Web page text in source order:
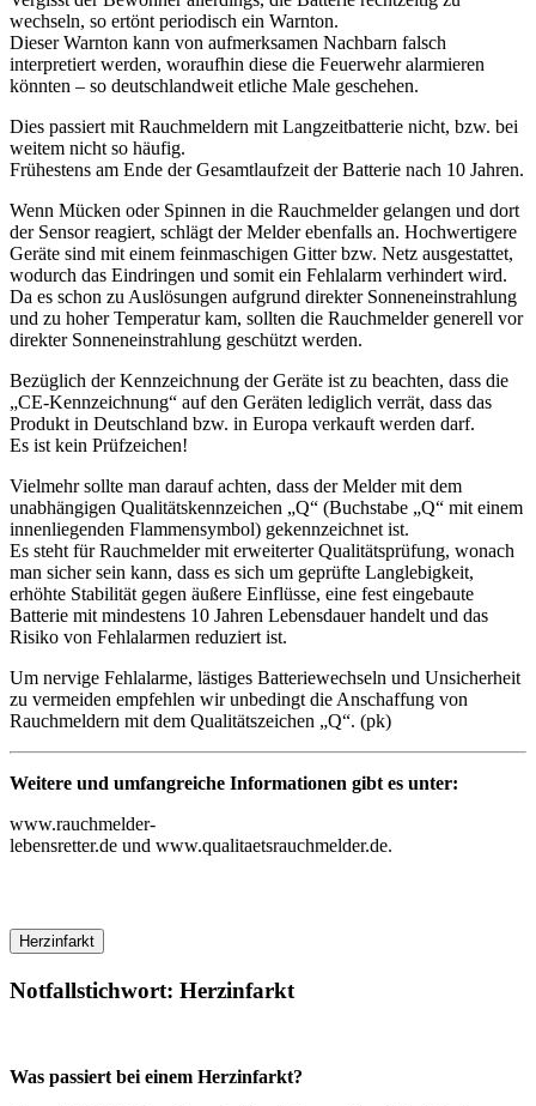
wechseln, so ertönt periodisch ein Warnton.
Dieser Warnton kann von aufmerksamen Nachbarn falsch
interpretiert werden, woraufhin diese die Feuerwehr alarmieren
könnten – so deutschlandweit etliche Male geschehen.
Dies passiert mit Rauchmeldern mit Langzeitbatterie nicht, bzw. bei
weitem nicht so häufig.
Frühestens am Ende der Gesamtlaufzeit der Batterie nach 10 Jahren.
Wenn Mücken oder Spinnen in die Rauchmelder gelangen und dort
der Sensor reagiert, schlägt der Melder ebenfalls an. Hochwertigere
Geräte sind mit einem feinmaschigen Gitter bzw. Netz ausgestattet,
wodurch das Eindringen und somit ein Fehlalarm verhindert wird.
Da es schon zu Auslösungen aufgrund direkter Sonneneinstrahlung
und zu hoher Temperatur kam, sollten die Rauchmelder generell vor
direkter Sonneneinstrahlung geschützt werden.
Bezüglich der Kennzeichnung der Geräte ist zu beachten, dass die
„CE-Kennzeichnung“ auf den Geräten lediglich verrät, dass das
Produkt in Deutschland bzw. in Europa verkauft werden darf.
Es ist kein Prüfzeichen!
Vielmehr sollte man darauf achten, dass der Melder mit dem
unabhängigen Qualitätskennzeichen „Q“ (Buchstabe „Q“ mit einem
innenliegenden Flammensymbol) gekennzeichnet ist.
Es steht für Rauchmelder mit erweiterter Qualitätsprüfung, wonach
man sicher sein kann, dass es sich um geprüfte Langlebigkeit,
erhöhte Stabilität gegen äußere Einflüsse, eine fest eingebaute
Batterie mit mindestens 10 Jahren Lebensdauer handelt und das
Risiko von Fehlalarmen reduziert ist.
Um nervige Fehlalarme, lästiges Batteriewechseln und Unsicherheit
zu vermeiden empfehlen wir unbedingt die Anschaffung von
Rauchmeldern mit dem Qualitätszeichen „Q“. (pk)
Weitere und umfangreiche Informationen gibt es unter:
www.rauchmelder-
lebensretter.de und www.qualitaetsrauchmelder.de.
Herzinfarkt
Notfallstichwort: Herzinfarkt
Was passiert bei einem Herzinfarkt?